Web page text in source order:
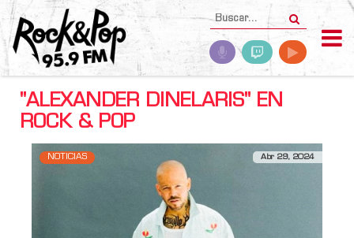
"ALEXANDER DINELARIS" EN
ROCK & POP
NOTICIAS Abr 29, 2024